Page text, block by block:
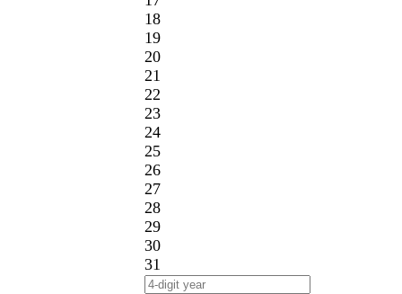
18
19
20
21
22
23
24
25
26
27
28
29
30
31